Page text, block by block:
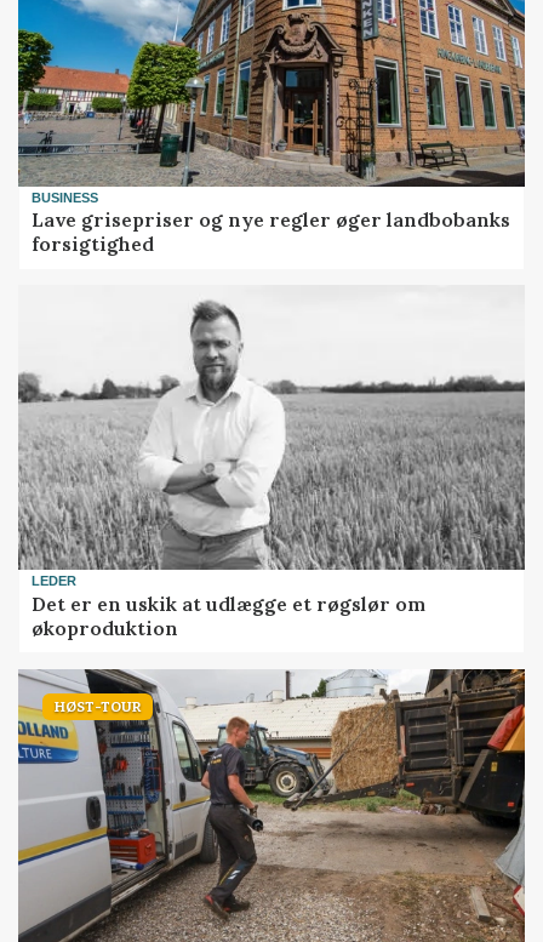
BUSINESS
Lave grisepriser og nye regler øger landbobanks
forsigtighed
LEDER
Det er en uskik at udlægge et røgslør om
økoproduktion
HØST-TOUR